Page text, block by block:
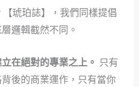
【琥珀誌】，我們同樣提倡
邏輯截然不同。
在絕對的專業之上。 只有
後的商業運作，只有當你